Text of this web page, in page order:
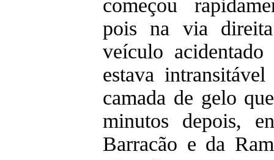
começou
pois na via
veículo
estava
camada de gelo
minutos depois,
Barracão e da